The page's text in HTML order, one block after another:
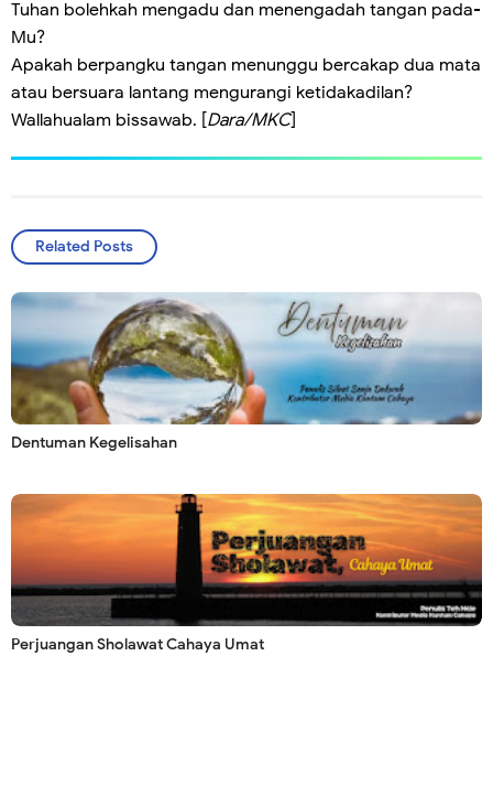
Tuhan bolehkah mengadu dan menengadah tangan pada-
Mu?
Apakah berpangku tangan menunggu bercakap dua mata
atau bersuara lantang mengurangi ketidakadilan?
Wallahualam bissawab. [Dara/MKC]
Related Posts
Dentuman Kegelisahan
Perjuangan Sholawat Cahaya Umat